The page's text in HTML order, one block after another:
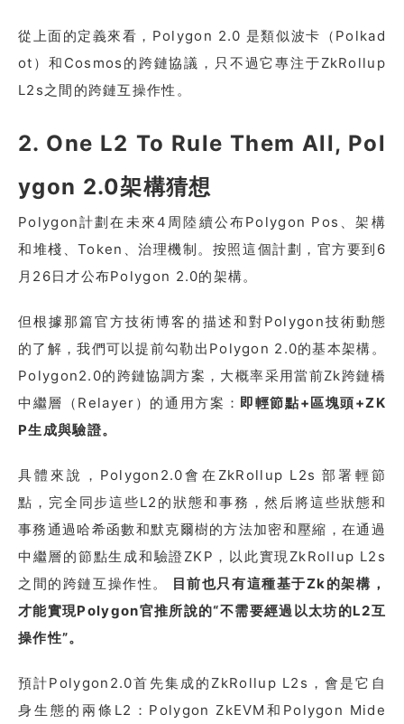
從上面的定義來看，Polygon 2.0 是類似波卡（Polkad
ot）和Cosmos的跨鏈協議，只不過它專注于ZkRollup
L2s之間的跨鏈互操作性。
2. One L2 To Rule Them All, Pol
ygon 2.0架構猜想
Polygon計劃在未來4周陸續公布Polygon Pos、架構
和堆棧、Token、治理機制。按照這個計劃，官方要到6
月26日才公布Polygon 2.0的架構。
但根據那篇官方技術博客的描述和對Polygon技術動態
的了解，我們可以提前勾勒出Polygon 2.0的基本架構。
Polygon2.0的跨鏈協調方案，大概率采用當前Zk跨鏈橋
中繼層（Relayer）的通用方案： 即輕節點+區塊頭+ZK
P生成與驗證。
具體來說，Polygon2.0會在ZkRollup L2s 部署輕節
點，完全同步這些L2的狀態和事務，然后將這些狀態和
事務通過哈希函數和默克爾樹的方法加密和壓縮，在通過
中繼層的節點生成和驗證ZKP，以此實現ZkRollup L2s
之間的跨鏈互操作性。
目前也只有這種基于Zk的架構，
才能實現Polygon官推所說的“不需要經過以太坊的L2互
操作性”。
預計Polygon2.0首先集成的ZkRollup L2s，會是它自
身生態的兩條L2：Polygon ZkEVM和Polygon Mide